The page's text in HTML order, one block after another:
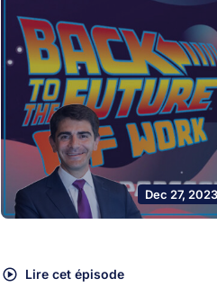
Dec 27, 2023
Lire cet épisode